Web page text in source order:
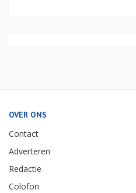
OVER ONS
Contact
Adverteren
Redactie
Colofon